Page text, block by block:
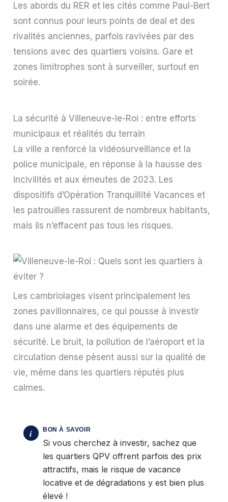
Les abords du RER et les cités comme Paul-Bert
sont connus pour leurs points de deal et des
rivalités anciennes, parfois ravivées par des
tensions avec des quartiers voisins. Gare et
zones limitrophes sont à surveiller, surtout en
soirée.
La sécurité à Villeneuve-le-Roi : entre efforts
municipaux et réalités du terrain
La ville a renforcé la vidéosurveillance et la
police municipale, en réponse à la hausse des
incivilités et aux émeutes de 2023. Les
dispositifs d’Opération Tranquillité Vacances et
les patrouilles rassurent de nombreux habitants,
mais ils n’effacent pas tous les risques.
Les cambriolages visent principalement les
zones pavillonnaires, ce qui pousse à investir
dans une alarme et des équipements de
sécurité. Le bruit, la pollution de l’aéroport et la
circulation dense pèsent aussi sur la qualité de
vie, même dans les quartiers réputés plus
calmes.
Si vous cherchez à investir, sachez que
les quartiers QPV offrent parfois des prix
attractifs, mais le risque de vacance
locative et de dégradations y est bien plus
élevé !